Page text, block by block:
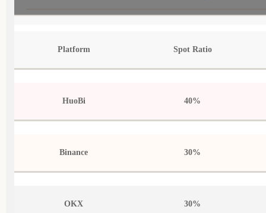
Platform
HuoBi
Binance
OKX
Spot Ratio
40%
30%
30%